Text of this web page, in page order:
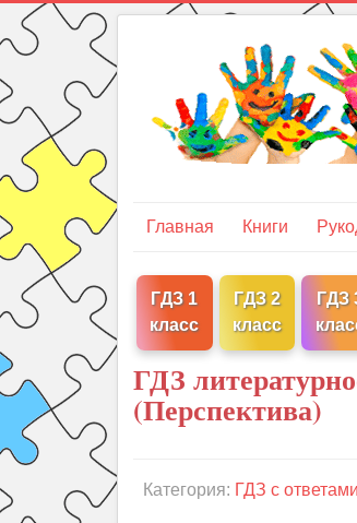
Главная Книги
ГДЗ 1
класс
ГДЗ 2
класс
ГДЗ
ГДЗ
(Перспектива)
Категория: ГДЗ с